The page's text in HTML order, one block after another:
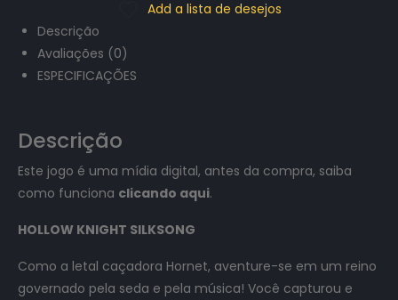
Add a lista de desejos
Descrição
Avaliações (0)
ESPECIFICAÇÕES
Descrição
Este jogo é uma mídia digital, antes da compra, saiba
como funciona clicando aqui.
HOLLOW KNIGHT SILKSONG
Como a letal caçadora Hornet, aventure-se em um reino
governado pela seda e pela música! Você capturou e